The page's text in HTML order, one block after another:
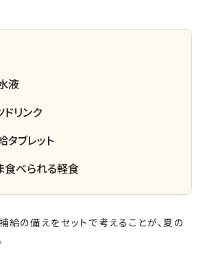
液
リンク
タブレット
食べられる軽食
給の備えをセットで考えることが、夏の